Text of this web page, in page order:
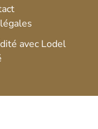
avec Lodel